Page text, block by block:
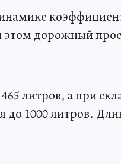
этом дорожный
литров, а при
до 1000 литров.